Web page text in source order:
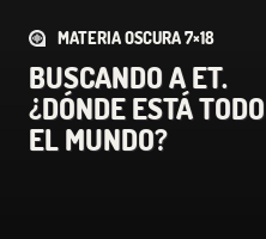
MATERIA OSCURA 7×18
BUSCANDO A ET.
¿DÓNDE ESTÁ TODO
EL MUNDO?